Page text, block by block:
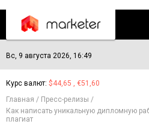
Вс, 9 августа 2026, 16:49
Курс валют: $44,65 , €51,60
Главная
Пресс-релизы
Как написать уникальную дипломную
плагиат